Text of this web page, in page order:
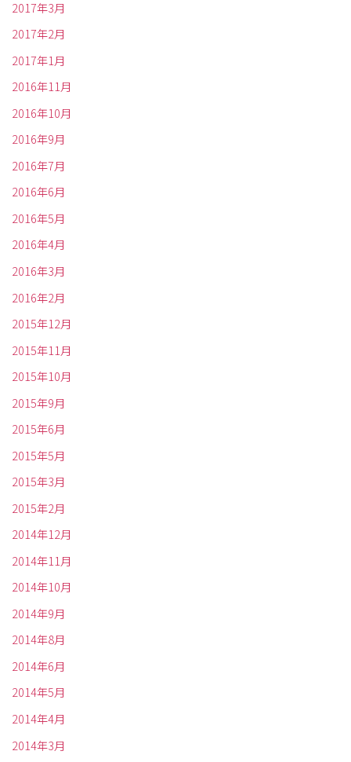
2017年3月
2017年2月
2017年1月
2016年11月
2016年10月
2016年9月
2016年7月
2016年6月
2016年5月
2016年4月
2016年3月
2016年2月
2015年12月
2015年11月
2015年10月
2015年9月
2015年6月
2015年5月
2015年3月
2015年2月
2014年12月
2014年11月
2014年10月
2014年9月
2014年8月
2014年6月
2014年5月
2014年4月
2014年3月